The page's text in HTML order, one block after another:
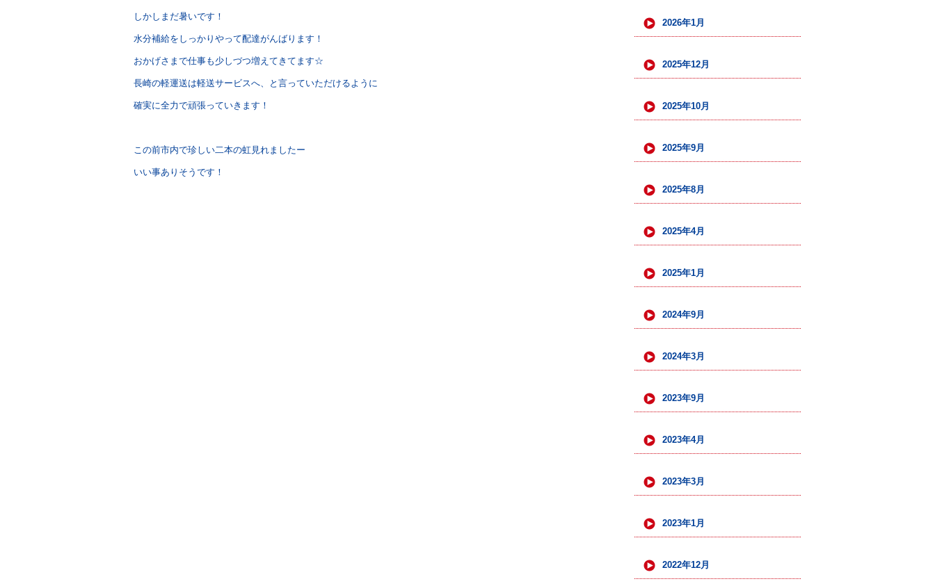
しかしまだ暑いです！
水分補給をしっかりやって配達がんばります！
おかげさまで仕事も少しづつ増えてきてます☆
長崎の軽運送は軽送サービスへ、と言っていただけるように
確実に全力で頑張っていきます！
この前市内で珍しい二本の虹見れましたー
いい事ありそうです！
2026年1月
2025年12月
2025年10月
2025年9月
2025年8月
2025年4月
2025年1月
2024年9月
2024年3月
2023年9月
2023年4月
2023年3月
2023年1月
2022年12月